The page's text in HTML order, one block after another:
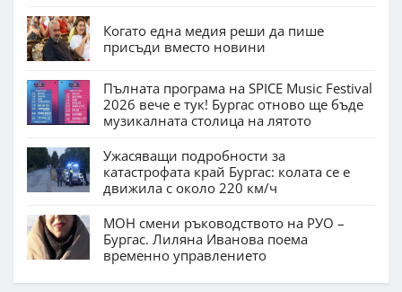
Когато една медия реши да пише
присъди вместо новини
Пълната програма на SPICE Music Festival
2026 вече е тук! Бургас отново ще бъде
музикалната столица на лятото
Ужасяващи подробности за
катастрофата край Бургас: колата се е
движила с около 220 км/ч
МОН смени ръководството на РУО –
Бургас. Лиляна Иванова поема
временно управлението